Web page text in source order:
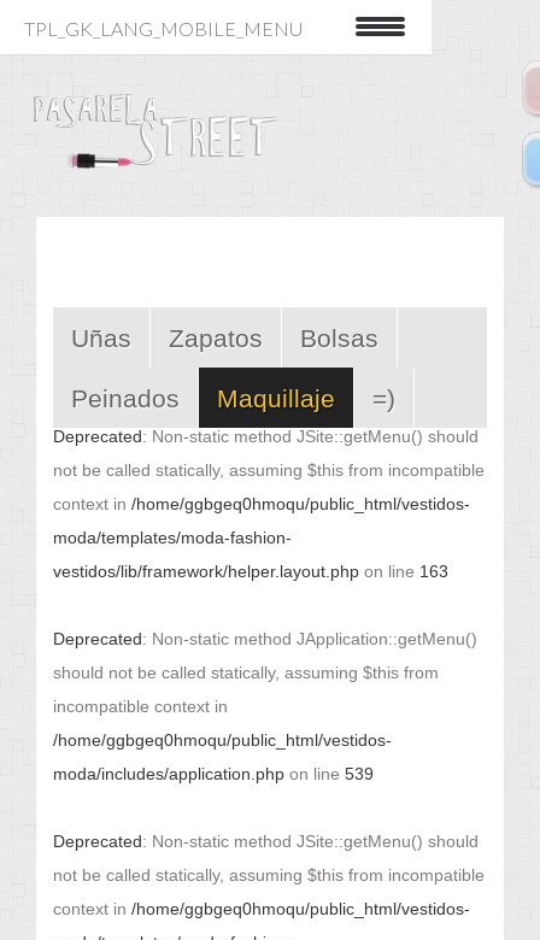
TPL_GK_LANG_MOBILE_MENU
Uñas Zapatos Bolsas
Peinados Maquillaje =)
Deprecated: Non-static method JSite::getMenu() should
not be called statically, assuming $this from incompatible
context in /home/ggbgeq0hmoqu/public_html/vestidos-
moda/templates/moda-fashion-
vestidos/lib/framework/helper.layout.php on line 163
Deprecated: Non-static method JApplication::getMenu()
should not be called statically, assuming $this from
incompatible context in
/home/ggbgeq0hmoqu/public_html/vestidos-
moda/includes/application.php on line 539
Deprecated: Non-static method JSite::getMenu() should
not be called statically, assuming $this from incompatible
context in /home/ggbgeq0hmoqu/public_html/vestidos-